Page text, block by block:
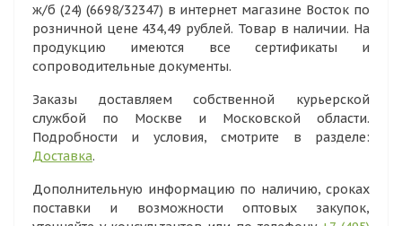
ж/б (24) (6698/32347) в интернет магазине Восток по
розничной цене 434,49 рублей. Товар в наличии. На
продукцию имеются все сертификаты и
сопроводительные документы.
Заказы доставляем собственной курьерской
службой по Москве и Московской области.
Подробности и условия, смотрите в разделе:
Доставка.
Дополнительную информацию по наличию, сроках
поставки и возможности оптовых закупок,